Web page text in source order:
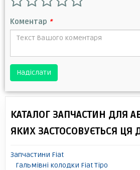
Коментар *
Надіслати
КАТАЛОГ ЗАПЧАСТИН ДЛЯ
ЯКИХ ЗАСТОСОВУЄТЬСЯ ЦЯ
Запчастини Fiat
Гальмівні колодки Fiat Tipo